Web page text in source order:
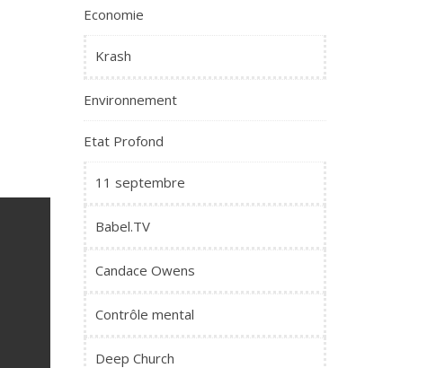
Economie
Krash
Environnement
Etat Profond
11 septembre
Babel.TV
Candace Owens
Contrôle mental
Deep Church